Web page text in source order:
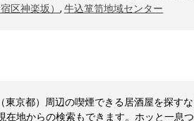
区神楽坂） , 牛込箪笥地域センター
京都）周辺の喫煙できる居酒屋を探すな
地からの検索もできます。ホッと一息